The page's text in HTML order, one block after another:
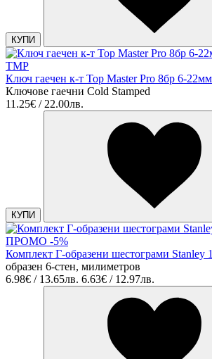
КУПИ
Ключ гаечен к-т Top Master Pro 8бр 6-
Ключове гаечни Cold Stamped
11.25€ / 22.00лв.
КУПИ
ПРОМО -5%
Комплект Г-образени шестограми Stanley
образен 6-стен, милиметров
6.98€ / 13.65лв. 6.63€ / 12.97лв.